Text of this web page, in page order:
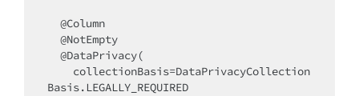
Basis.LEGALLY_REQUIRED